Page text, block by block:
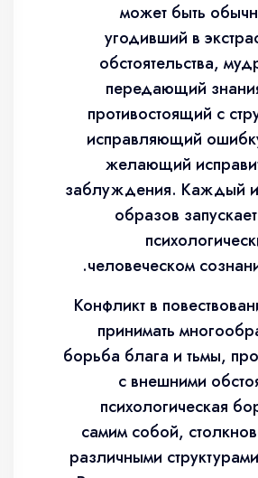
может быть
угодивший в
обстоятельства,
передающий
противостоящий с
исправляющий
желающий
заблуждения. Каждый
образов
человеческом
Конфликт в
принимать
борьба блага и тьмы,
с внешними
психологическая
самим собой,
различными